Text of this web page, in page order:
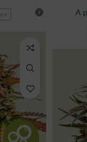
A